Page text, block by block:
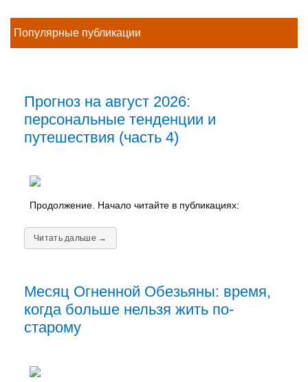
Популярные публикации
Прогноз на август 2026:
персональные тенденции и
путешествия (часть 4)
Продолжение. Начало читайте в публикациях:
Читать дальше →
Месяц Огненной Обезьяны: время,
когда больше нельзя жить по-
старому